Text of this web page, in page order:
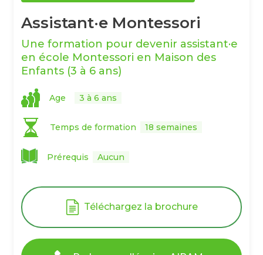
Assistant·e Montessori
Une formation pour devenir assistant·e
en école Montessori en Maison des
Enfants (3 à 6 ans)
Age 3 à 6 ans
Temps de formation 18 semaines
Prérequis Aucun
Téléchargez la brochure